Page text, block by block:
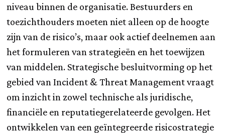
niveau binnen de organisatie. Bestuurders en
toezichthouders moeten niet alleen op de hoogte
zijn van de risico’s, maar ook actief deelnemen aan
het formuleren van strategieën en het toewijzen
van middelen. Strategische besluitvorming op het
gebied van Incident & Threat Management vraagt
om inzicht in zowel technische als juridische,
financiële en reputatiegerelateerde gevolgen. Het
ontwikkelen van een geïntegreerde risicostrategie